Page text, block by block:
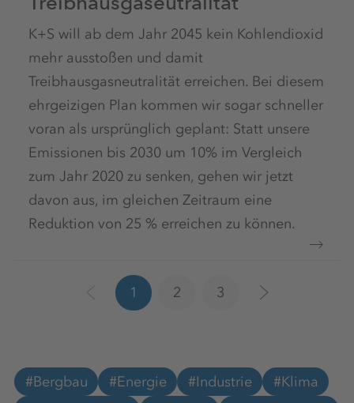
K+S will ab dem Jahr 2045 kein Kohlendioxid
mehr ausstoßen und damit
Treibhausgasneutralität erreichen. Bei diesem
ehrgeizigen Plan kommen wir sogar schneller
voran als ursprünglich geplant: Statt unsere
Emissionen bis 2030 um 10% im Vergleich
zum Jahr 2020 zu senken, gehen wir jetzt
davon aus, im gleichen Zeitraum eine
Reduktion von 25 % erreichen zu können.
1 2 3
#Bergbau #Energie #Industrie
#Klima